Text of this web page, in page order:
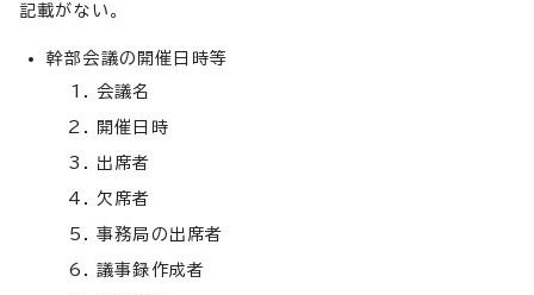
記載がない。
幹部会議の開催日時等
会議名
開催日時
出席者
欠席者
事務局の出席者
議事録作成者